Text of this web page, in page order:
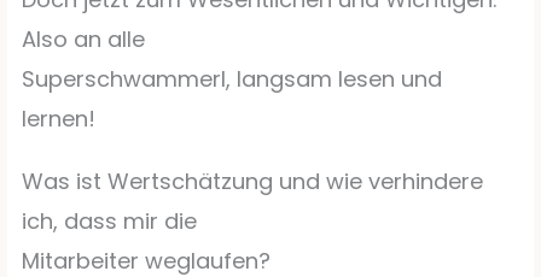
Also an alle
Superschwammerl, langsam lesen und
lernen!
Was ist Wertschätzung und wie verhindere
ich, dass mir die
Mitarbeiter weglaufen?